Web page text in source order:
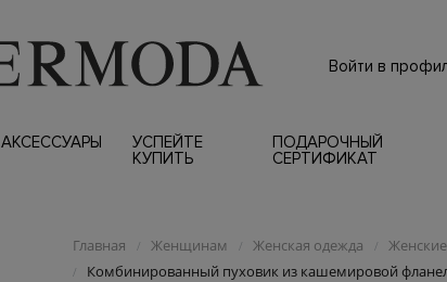
Войти в
АКСЕССУАРЫ
УСПЕЙТЕ
КУПИТЬ
ПОДАРОЧНЫЙ
СЕРТИФИКАТ
Главная / Женщинам / Женская одежда /
/ Комбинированный пуховик из кашемировой